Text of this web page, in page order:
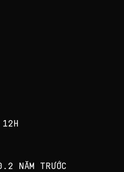
NĂM TRƯỚC